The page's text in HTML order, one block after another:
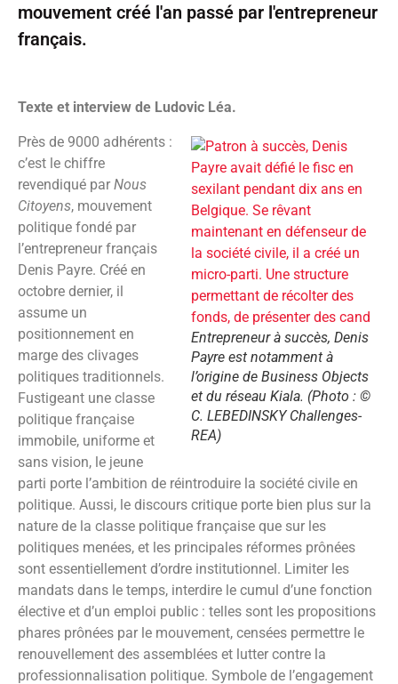
mouvement créé l'an passé par l'entrepreneur
français.
Texte et interview de Ludovic Léa.
Entrepreneur à succès, Denis
Payre est notamment à
l’origine de Business Objects
et du réseau Kiala. (Photo : ©
C. LEBEDINSKY Challenges-
REA)
Près de 9000 adhérents :
c’est le chiffre
revendiqué par Nous
Citoyens, mouvement
politique fondé par
l’entrepreneur français
Denis Payre. Créé en
octobre dernier, il
assume un
positionnement en
marge des clivages
politiques traditionnels.
Fustigeant une classe
politique française
immobile, uniforme et
sans vision, le jeune
parti porte l’ambition de réintroduire la société civile en
politique. Aussi, le discours critique porte bien plus sur la
nature de la classe politique française que sur les
politiques menées, et les principales réformes prônées
sont essentiellement d’ordre institutionnel. Limiter les
mandats dans le temps, interdire le cumul d’une fonction
élective et d’un emploi public : telles sont les propositions
phares prônées par le mouvement, censées permettre le
renouvellement des assemblées et lutter contre la
professionnalisation politique. Symbole de l’engagement